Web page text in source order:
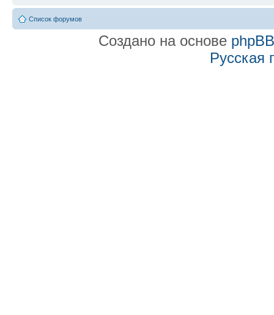
Список форумов
Создано на основе phpBB
Русская